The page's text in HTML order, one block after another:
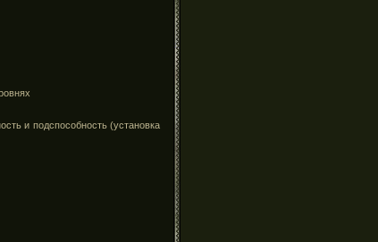
и подспособность (установка